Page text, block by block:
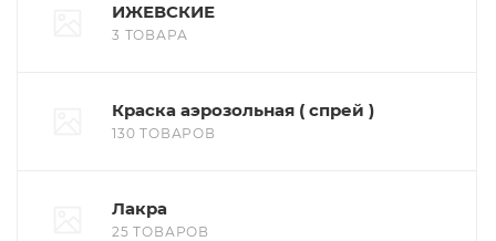
ИЖЕВСКИЕ
3 ТОВАРА
Краска аэрозольная ( спрей )
130 ТОВАРОВ
Лакра
25 ТОВАРОВ